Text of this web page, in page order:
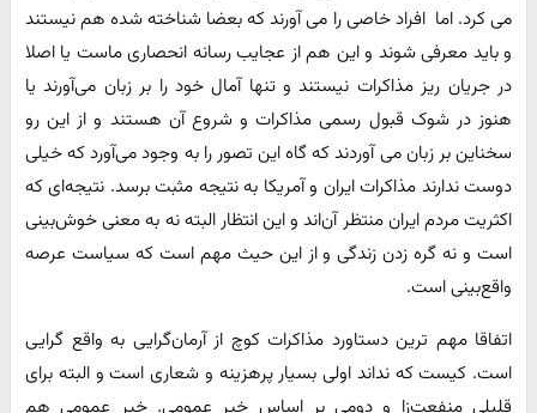
می کرد. اما افراد خاصی را می آورند که بعضا شناخته شده هم نیستند
و باید معرفی شوند و این هم از عجایب رسانه انحصاری ماست یا اصلا
در جریان ریز مذاکرات نیستند و تنها آمال خود را بر زبان می‌آورند یا
هنوز در شوک قبول رسمی مذاکرات و شروع آن هستند و از این رو
سخناین بر زبان می آوردند که گاه این تصور را به وجود می‌آورد که خیلی
دوست ندارند مذاکرات ایران و آمریکا به نتیجه مثبت برسد. نتیجه‌ای که
اکثریت مردم ایران منتظر آن‌اند و این انتظار البته نه به معنی خوش‌بینی
است و نه گره زدن زندگی و از این حیث مهم است که سیاست عرصه
واقع‌بینی است.
اتفاقا مهم ترین دستاورد مذاکرات کوچ از آرمان‌گرایی به واقع گرایی
است. کیست که نداند اولی بسیار پرهزینه و شعاری است و البته برای
قلیلی منفعت‌زا و دومی بر اساس خیر عمومی. خیر عمومی هم